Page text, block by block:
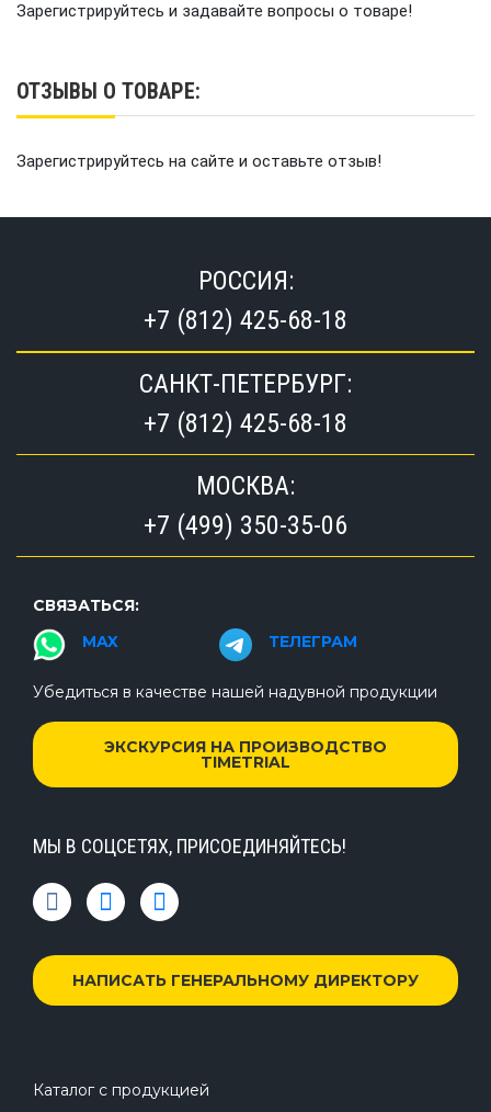
Зарегистрируйтесь и задавайте вопросы о товаре!
ОТЗЫВЫ О ТОВАРЕ:
Зарегистрируйтесь на сайте и оставьте отзыв!
РОССИЯ:
+7 (812) 425-68-18
САНКТ-ПЕТЕРБУРГ:
+7 (812) 425-68-18
МОСКВА:
+7 (499) 350-35-06
СВЯЗАТЬСЯ:
MAX
ТЕЛЕГРАМ
Убедиться в качестве нашей надувной продукции
ЭКСКУРСИЯ НА ПРОИЗВОДСТВО
TIMETRIAL
МЫ В СОЦСЕТЯХ, ПРИСОЕДИНЯЙТЕСЬ!
НАПИСАТЬ ГЕНЕРАЛЬНОМУ ДИРЕКТОРУ
Каталог с продукцией